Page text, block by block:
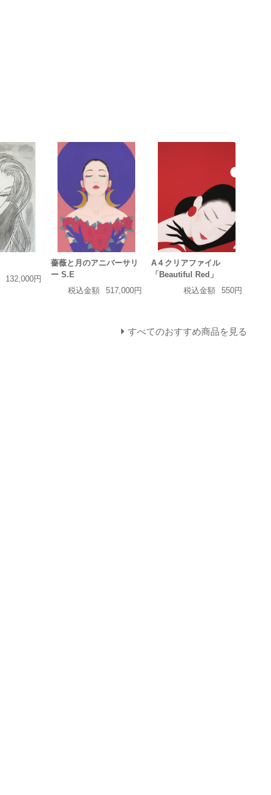
132,000円
薔薇と月のアニバーサリ
ー S.E
税込金額
517,000円
A４クリアファイル
「Beautiful Red」
税込金額
550円
すべてのおすすめ商品を見る